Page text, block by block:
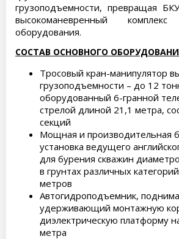
грузоподъемности, превращая
высокоманевренный комплекс
оборудования.
СОСТАВ ОСНОВНОГО
Тросовый кран-манипулятор
грузоподъемности – до 12
оборудованный 6-гранной
стрелой длиной 21,1 метра,
секций
Мощная и производительная
установка ведущего
для бурения скважин
в грунтах различных
метров
Автогидроподъемник,
удерживающий монтажную
диэлектрическую платформу
метра